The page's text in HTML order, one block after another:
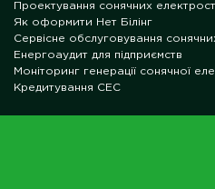
Проектування сонячних
Як оформити Нет Білінг
Сервісне обслуговування
Енергоаудит для підприємств
Моніторинг генерації сонячної
Кредитування СЕС